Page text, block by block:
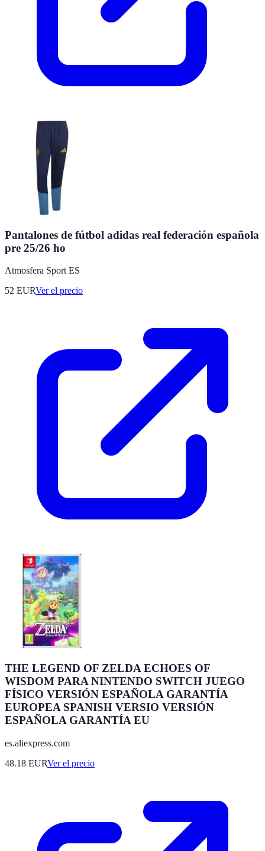
Pantalones de fútbol adidas real federación española
pre 25/26 ho
Atmosfera Sport ES
52 EURVer el precio
THE LEGEND OF ZELDA ECHOES OF
WISDOM PARA NINTENDO SWITCH JUEGO
FÍSICO VERSIÓN ESPAÑOLA GARANTÍA
EUROPEA SPANISH VERSIO VERSIÓN
ESPAÑOLA GARANTÍA EU
es.aliexpress.com
48.18 EURVer el precio